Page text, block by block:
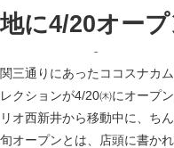
地に4/20オー
のスーパーマー
関三通りにあったココスナカ
レクションが4/20㈭にオープ
リオ西新井から移動中に、ち
旬オープンとは、店頭に書か